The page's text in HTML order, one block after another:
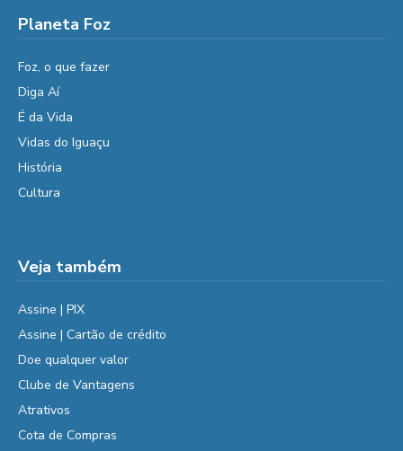
Planeta Foz
Foz, o que fazer
Diga Aí
É da Vida
Vidas do Iguaçu
História
Cultura
Veja também
Assine | PIX
Assine | Cartão de crédito
Doe qualquer valor
Clube de Vantagens
Atrativos
Cota de Compras